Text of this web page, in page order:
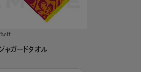
ャガードタオル